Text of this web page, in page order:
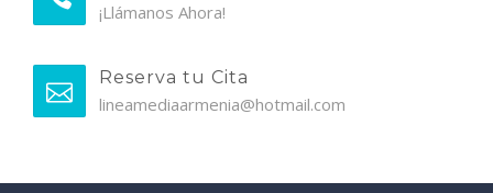
¡Llámanos Ahora!
Reserva tu Cita
lineamediaarmenia@hotmail.com